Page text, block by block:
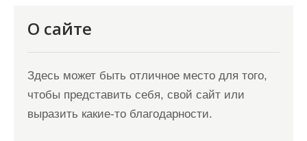
О сайте
Здесь может быть отличное место для того,
чтобы представить себя, свой сайт или
выразить какие-то благодарности.